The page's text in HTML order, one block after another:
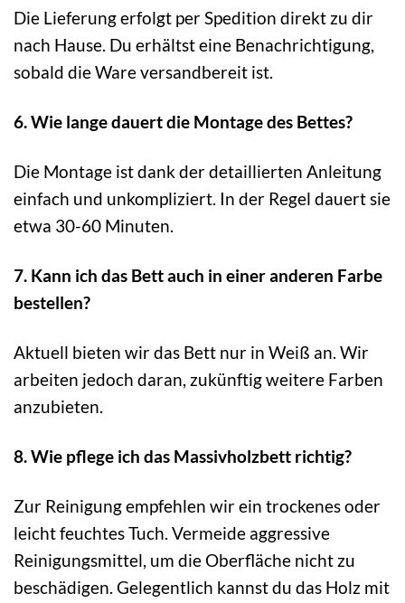
Die Lieferung erfolgt per Spedition direkt zu dir
nach Hause. Du erhältst eine Benachrichtigung,
sobald die Ware versandbereit ist.
6. Wie lange dauert die Montage des Bettes?
Die Montage ist dank der detaillierten Anleitung
einfach und unkompliziert. In der Regel dauert sie
etwa 30-60 Minuten.
7. Kann ich das Bett auch in einer anderen Farbe
bestellen?
Aktuell bieten wir das Bett nur in Weiß an. Wir
arbeiten jedoch daran, zukünftig weitere Farben
anzubieten.
8. Wie pflege ich das Massivholzbett richtig?
Zur Reinigung empfehlen wir ein trockenes oder
leicht feuchtes Tuch. Vermeide aggressive
Reinigungsmittel, um die Oberfläche nicht zu
beschädigen. Gelegentlich kannst du das Holz mit